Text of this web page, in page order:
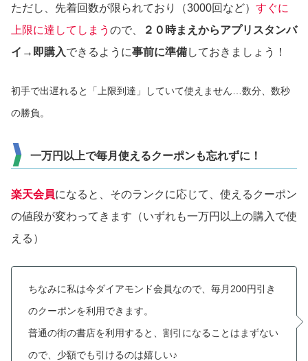
ただし、先着回数が限られており（3000回など） すぐに
上限に達してしまう ので、
２０時まえからアプリスタンバ
イ→即購入できるように事前に準備しておきましょう！
初手で出遅れると「上限到達」していて使えません…数分、数秒
の勝負。
一万円以上で毎月使えるクーポンも忘れずに！
楽天会員になると、そのランクに応じて、使えるクーポン
の値段が変わってきます（いずれも一万円以上の購入で使
える）
ちなみに私は今ダイアモンド会員なので、毎月200円引き
のクーポンを利用できます。
普通の街の書店を利用すると、割引になることはまずない
ので、少額でも引けるのは嬉しい♪